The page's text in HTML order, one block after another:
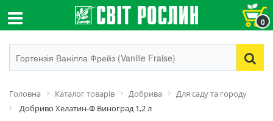
0
Головна Каталог товарів Добрива
Для саду та городу
Добриво Хелатин-Ф Виноград 1,2 л